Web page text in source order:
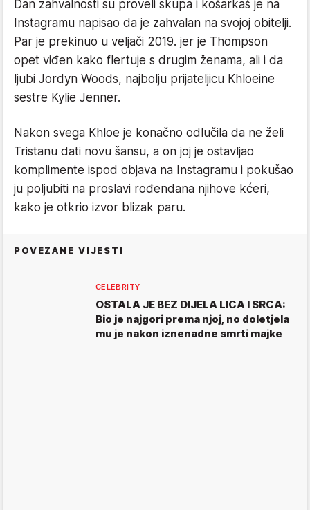
Dan zahvalnosti su proveli skupa i košarkaš je na
Instagramu napisao da je zahvalan na svojoj obitelji.
Par je prekinuo u veljači 2019. jer je Thompson
opet viđen kako flertuje s drugim ženama, ali i da
ljubi Jordyn Woods, najbolju prijateljicu Khloeine
sestre Kylie Jenner.
Nakon svega Khloe je konačno odlučila da ne želi
Tristanu dati novu šansu, a on joj je ostavljao
komplimente ispod objava na Instagramu i pokušao
ju poljubiti na proslavi rođendana njihove kćeri,
kako je otkrio izvor blizak paru.
POVEZANE VIJESTI
CELEBRITY
OSTALA JE BEZ DIJELA LICA I SRCA:
Bio je najgori prema njoj, no doletjela
mu je nakon iznenadne smrti majke